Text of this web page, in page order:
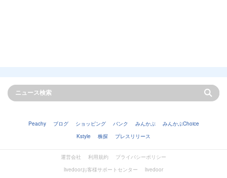
Peachy ブログ ショッピング バンク みんかぶ
みんかぶChoice
Kstyle
株探 プレスリリース
運営会社 利用規約
プライバシーポリシー
livedoorお客様サポートセンター
livedoor